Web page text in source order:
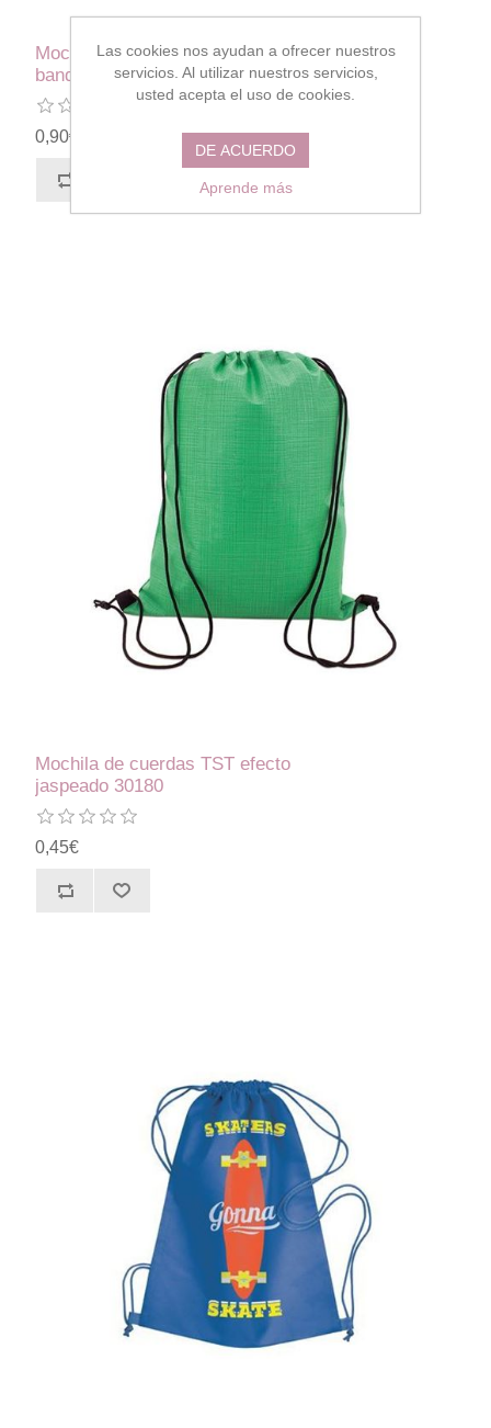
Mochila de cuerdas TST con
banda reflectante 30398
0,90€
Mochila de cuerdas TST efecto
jaspeado 30180
0,45€
Las cookies nos ayudan a ofrecer nuestros
servicios. Al utilizar nuestros servicios,
usted acepta el uso de cookies.
DE ACUERDO
Aprende más